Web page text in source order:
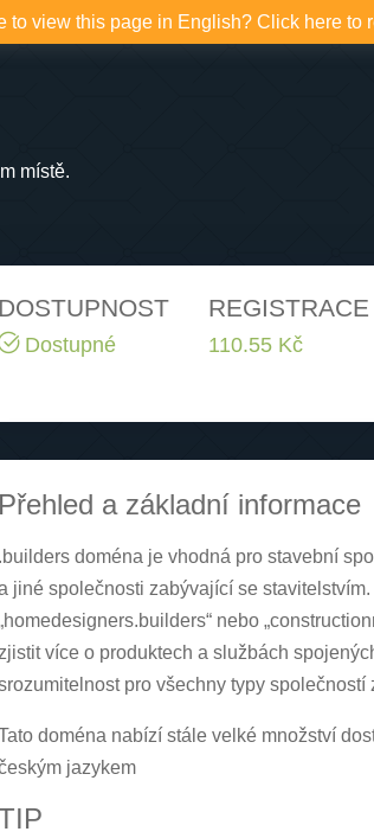
to view this page in English? Click here
místě.
DOSTUPNOST
Dostupné
REGISTRACE
110.55 Kč
Přehled a základní informace
.builders doména je vhodná pro stavební
jiné společnosti zabývající se
nebo
zjistit více o produktech a službách
pro všechny typy
doména nabízí stále velké množství
jazykem